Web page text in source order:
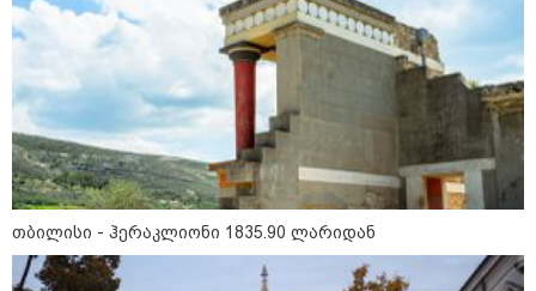
შეიძინე ალდაგის სამოგზაურო დაზღვევა და
მიიღე გაორმაგებული ინტერნეტი
Faceამბები
თბილისი - ჰერაკლიონი 1835.90 ლარიდან